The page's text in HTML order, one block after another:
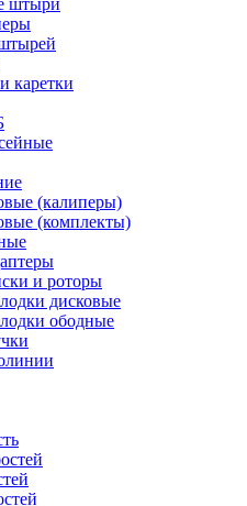
штыри
каретки
(калиперы)
(комплекты)
и роторы
дисковые
ободные